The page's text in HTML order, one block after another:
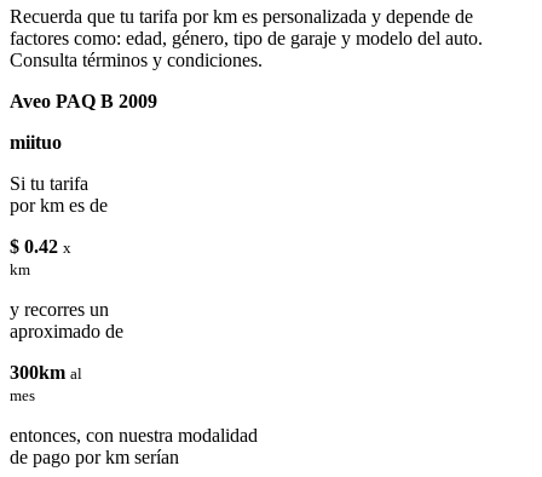
Recuerda que tu tarifa por km es personalizada y depende de
factores como: edad, género, tipo de garaje y modelo del auto.
Consulta términos y condiciones.
Aveo PAQ B 2009
miituo
Si tu tarifa
por km es de
$ 0.42 x
km
y recorres un
aproximado de
300km al
mes
entonces, con nuestra modalidad
de pago por km serían